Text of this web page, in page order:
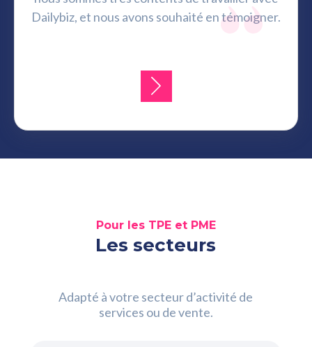
Dailybiz, et nous avons souhaité en témoigner.
Pour les TPE et PME
Les secteurs
Adapté à votre secteur d’activité de
services ou de vente.